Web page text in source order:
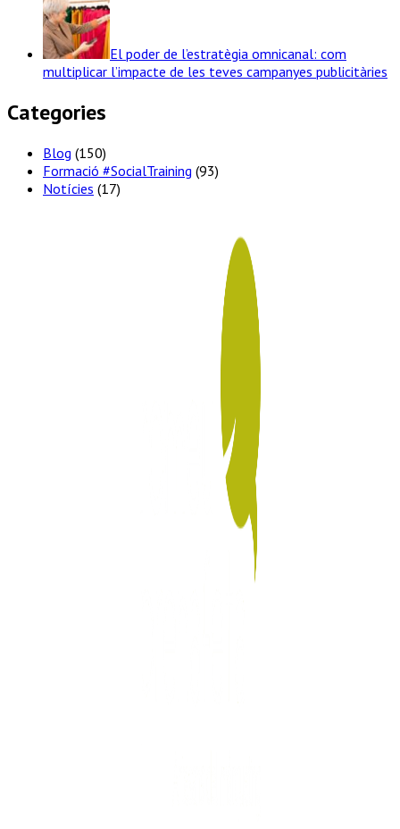
El poder de l’estratègia omnicanal: com
multiplicar l’impacte de les teves campanyes publicitàries
Categories
Blog (150)
Formació #SocialTraining (93)
Notícies (17)